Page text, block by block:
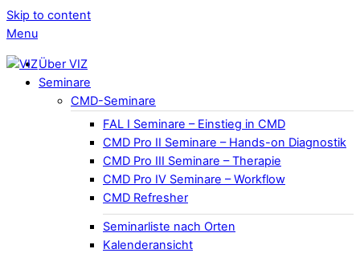
Skip to content
Menu
Über VIZ
Seminare
CMD-Seminare
FAL I Seminare – Einstieg in CMD
CMD Pro II Seminare – Hands-on Diagnostik
CMD Pro III Seminare – Therapie
CMD Pro IV Seminare – Workflow
CMD Refresher
Seminarliste nach Orten
Kalenderansicht